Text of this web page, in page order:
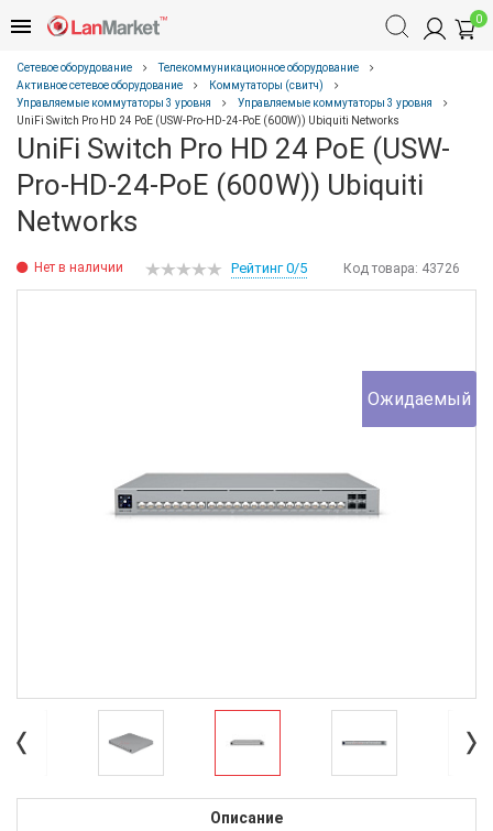
0
Сетевое оборудование
Телекоммуникационное оборудование
Активное сетевое оборудование
Коммутаторы (свитч)
Управляемые коммутаторы 3 уровня
Управляемые коммутаторы 3 уровня
UniFi Switch Pro HD 24 PoE (USW-Pro-HD-24-PoE (600W)) Ubiquiti Networks
UniFi Switch Pro HD 24 PoE (USW-
Pro-HD-24-PoE (600W)) Ubiquiti
Networks
Нет в наличии Код товара: 43726
Рейтинг 0/5
Ожидаемый
Описание